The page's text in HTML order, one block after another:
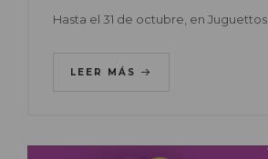
Hasta el 31 de octubre, en Juguettos.
LEER MÁS